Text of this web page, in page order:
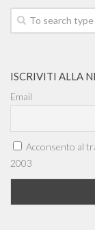
ISCRIVITI ALLA
Email
Acconsento al
2003